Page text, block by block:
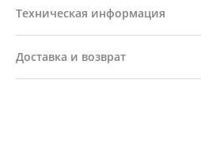
Техническая информация
Доставка и возврат